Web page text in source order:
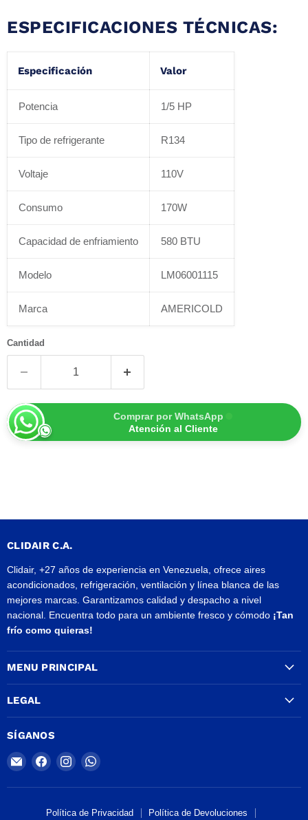
ESPECIFICACIONES TÉCNICAS:
Especificación Valor
Potencia 1/5 HP
Tipo de refrigerante R134
Voltaje 110V
Consumo 170W
Capacidad de enfriamiento 580 BTU
Modelo LM06001115
Marca AMERICOLD
Cantidad
Comprar por WhatsApp
Atención al Cliente
CLIDAIR C.A.
Clidair, +27 años de experiencia en Venezuela, ofrece aires
acondicionados, refrigeración, ventilación y línea blanca de las
mejores marcas. Garantizamos calidad y despacho a nivel
nacional. Encuentra todo para un ambiente fresco y cómodo ¡Tan
frío como quieras!
MENU PRINCIPAL
LEGAL
SÍGANOS
Encuéntrenos
Correo
Encuéntrenos
Facebook
Encuéntrenos
Instagram
Encuéntrenos
WhatsApp
Política de Privacidad Política de Devoluciones